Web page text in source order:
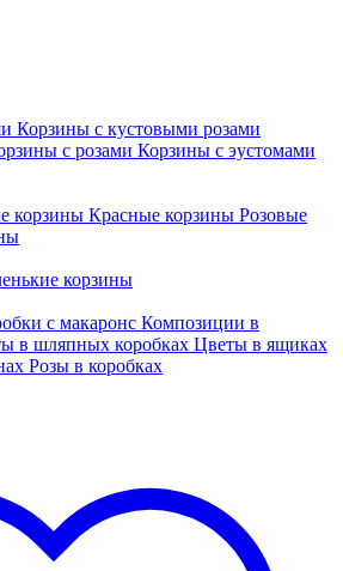
Корзины с кустовыми розами
с розами Корзины с эустомами
корзины Красные корзины Розовые
корзины
с макаронс Композиции в
в шляпных коробках Цветы в ящиках
Розы в коробках